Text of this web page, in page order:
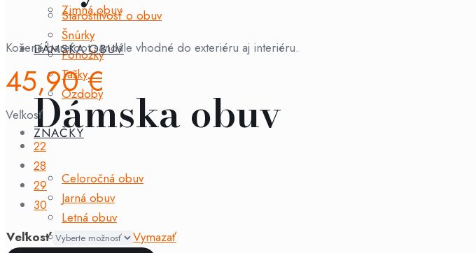
Starostlivosť o obuv
Šnúrky
Ponožky
Tašky
Ozdoby
ZNAČKY
Zimná obuv
DÁMSKA OBUV
Dámska obuv
Celoročná obuv
Jarná obuv
Letná obuv
Jesenná obuv
Kožené barefoot sandále vhodné do exteriéru aj interiéru.
45,90€
Veľkosť
22
28
29
30
Veľkosť
Vymazať